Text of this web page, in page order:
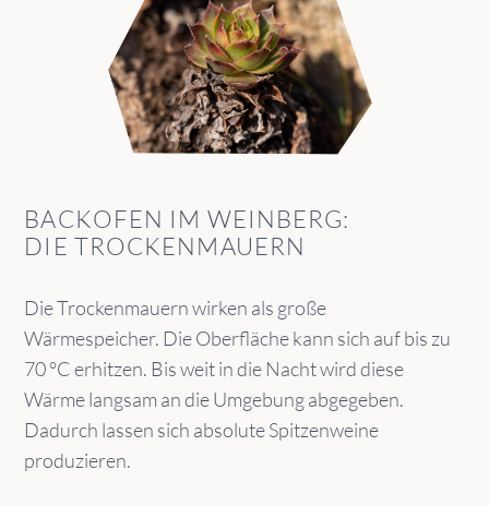
BACKOFEN IM WEINBERG:
DIE TROCKENMAUERN
Die Trockenmauern wirken als große
Wärmespeicher. Die Oberfläche kann sich auf bis zu
70 °C erhitzen. Bis weit in die Nacht wird diese
Wärme langsam an die Umgebung abgegeben.
Dadurch lassen sich absolute Spitzenweine
produzieren.